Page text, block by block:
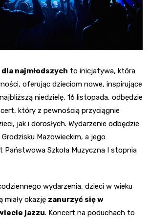
najmłodszych to inicjatywa, która
oferując dzieciom nowe, inspirujące
niedzielę, 16 listopada, odbędzie
który z pewnością przyciągnie
jak i dorosłych. Wydarzenie odbędzie
Mazowieckim, a jego
Państwowa Szkoła Muzyczna I stopnia
wydarzenia, dzieci w wieku
miały okazję zanurzyć się w
jazzu. Koncert na poduchach to